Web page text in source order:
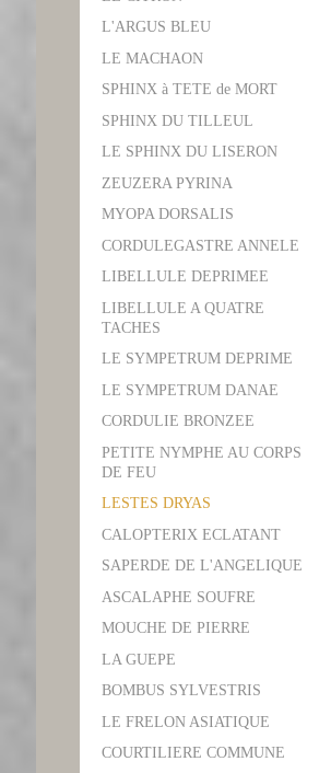
L'ARGUS BLEU
LE MACHAON
SPHINX à TETE de MORT
SPHINX DU TILLEUL
LE SPHINX DU LISERON
ZEUZERA PYRINA
MYOPA DORSALIS
CORDULEGASTRE ANNELE
LIBELLULE DEPRIMEE
LIBELLULE A QUATRE
TACHES
LE SYMPETRUM DEPRIME
LE SYMPETRUM DANAE
CORDULIE BRONZEE
PETITE NYMPHE AU CORPS
DE FEU
LESTES DRYAS
CALOPTERIX ECLATANT
SAPERDE DE L'ANGELIQUE
ASCALAPHE SOUFRE
MOUCHE DE PIERRE
LA GUEPE
BOMBUS SYLVESTRIS
LE FRELON ASIATIQUE
COURTILIERE COMMUNE